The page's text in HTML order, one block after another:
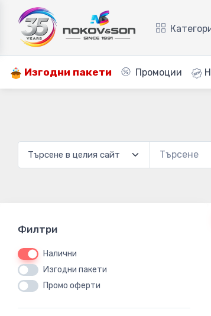
Изгодни пакети Промоции
Филтри
Налични
Изгодни пакети
Промо оферти